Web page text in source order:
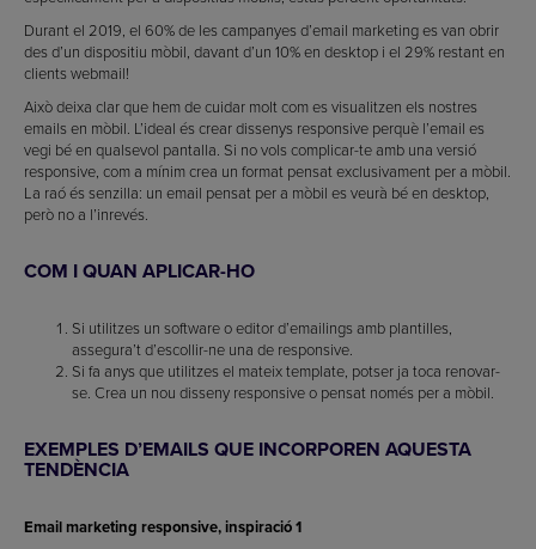
Durant el 2019, el 60% de les campanyes d’email marketing es van obrir
des d’un dispositiu mòbil, davant d’un 10% en desktop i el 29% restant en
clients webmail!
Això deixa clar que hem de cuidar molt com es visualitzen els nostres
emails en mòbil. L’ideal és crear dissenys responsive perquè l’email es
vegi bé en qualsevol pantalla. Si no vols complicar-te amb una versió
responsive, com a mínim crea un format pensat exclusivament per a mòbil.
La raó és senzilla: un email pensat per a mòbil es veurà bé en desktop,
però no a l’inrevés.
COM I QUAN APLICAR-HO
Si utilitzes un software o editor d’emailings amb plantilles,
assegura’t d’escollir-ne una de responsive.
Si fa anys que utilitzes el mateix template, potser ja toca renovar-
se. Crea un nou disseny responsive o pensat només per a mòbil.
EXEMPLES D’EMAILS QUE INCORPOREN AQUESTA
TENDÈNCIA
Email marketing responsive, inspiració 1